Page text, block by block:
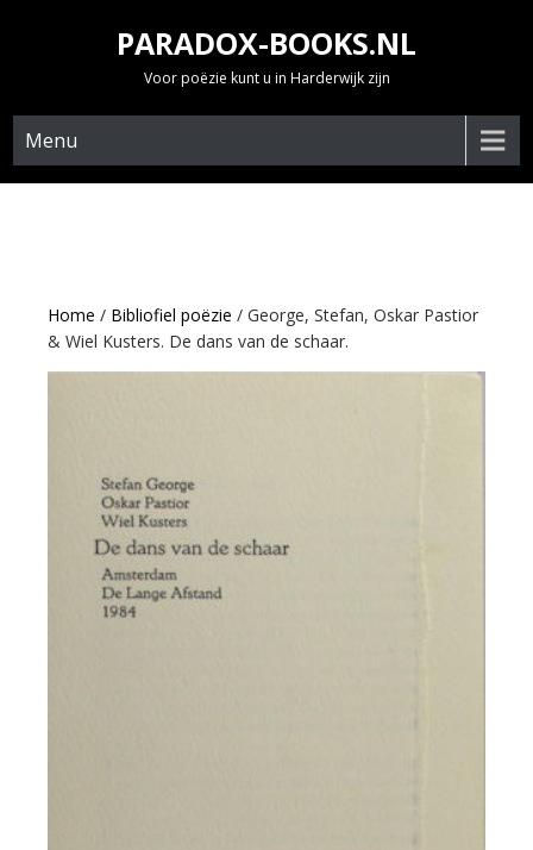
PARADOX-BOOKS.NL
Voor poëzie kunt u in Harderwijk zijn
Menu
Home / Bibliofiel poëzie / George, Stefan, Oskar Pastior
& Wiel Kusters. De dans van de schaar.